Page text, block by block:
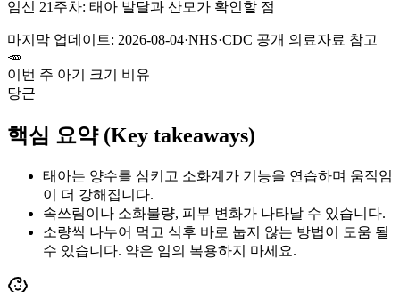
임신 21주차: 태아 발달과 산모가 확인할 점
마지막 업데이트: 2026-08-04·NHS·CDC 공개 의료자료 참고
🥕
이번 주 아기 크기 비유
당근
핵심 요약 (Key takeaways)
태아는 양수를 삼키고 소화계가 기능을 연습하며 움직임
이 더 강해집니다.
속쓰림이나 소화불량, 피부 변화가 나타날 수 있습니다.
소량씩 나누어 먹고 식후 바로 눕지 않는 방법이 도움 될
수 있습니다. 약은 임의 복용하지 마세요.